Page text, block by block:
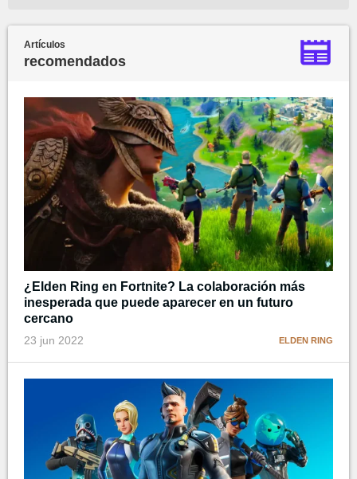
Artículos
recomendados
¿Elden Ring en Fortnite? La colaboración más
inesperada que puede aparecer en un futuro
cercano
23 jun 2022 ELDEN RING